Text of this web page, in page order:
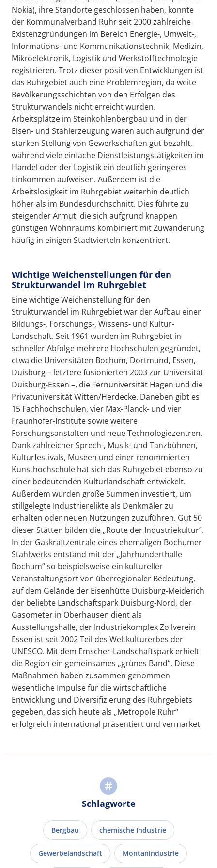
Nokia), ihre Standorte geschlossen haben, konnte
der Kommunalverband Ruhr seit 2000 zahlreiche
Existenzgründungen im Bereich Energie-, Umwelt-,
Informations- und Kommunikationstechnik, Medizin,
Mikroelektronik, Logistik und Werkstofftechnologie
registrieren. Trotz dieser positiven Entwicklungen ist
das Ruhrgebiet auch eine Problemregion, da weite
Bevölkerungsschichten von den Erfolgen des
Strukturwandels nicht erreicht wurden.
Arbeitsplätze im Steinkohlenbergbau und in der
Eisen- und Stahlerzeugung waren auch aufgrund der
starken Stellung von Gewerkschaften gut bezahlt,
während viele einfache Dienstleistungstätigkeiten im
Handel oder der Logistik ein deutlich geringeres
Einkommen aufweisen. Außerdem ist die
Arbeitslosigkeit im Ruhrgebiet weiterhin deutlich
höher als im Bundesdurchschnitt. Dies führte zu
steigender Armut, die sich aufgrund knappen
günstigen Wohnraums kombiniert mit Zuwanderung
häufig in einigen Stadtvierteln konzentriert.
Wichtige Weichenstellungen für den
Strukturwandel im Ruhrgebiet
Eine wichtige Weichenstellung für den
Strukturwandel im Ruhrgebiet war der Aufbau einer
Bildungs-, Forschungs-, Wissens- und Kultur-
Landschaft. Seit 1961 wurden im Ruhrgebiet in
schneller Abfolge mehrere Hochschulen gegründet,
etwa die Universitäten Bochum, Dortmund, Essen,
Duisburg – letztere fusionierten 2003 zur Universität
Duisburg-Essen –, die Fernuniversität Hagen und die
Privatuniversität Witten/Herdecke. Daneben gibt es
15 Fachhochschulen, vier Max-Planck- und vier
Fraunhofer-Institute sowie weitere
Forschungsanstalten und neue Technologiezentren.
Dank zahlreicher Sprech-, Musik- und Tanzbühnen,
Kulturfestivals, Museen und einer renommierten
Kunsthochschule hat sich das Ruhrgebiet ebenso zu
einer bedeutenden Kulturlandschaft entwickelt.
Außerdem wurden große Summen investiert, um
stillgelegte Industrierelikte als Denkmäler zu
erhalten oder neuen Nutzungen zuzuführen. Gut 50
dieser Stätten bilden die „Route der Industriekultur“.
In der Gaskraftzentrale eines ehemaligen Bochumer
Stahlwerks entstand mit der „Jahrhunderthalle
Bochum“ so beispielsweise ein kultureller
Veranstaltungsort von überregionaler Bedeutung,
auf dem Gelände der Eisenhütte Duisburg-Meiderich
der beliebte Landschaftspark Duisburg-Nord, der
Gasometer in Oberhausen dient als
Ausstellungshalle, der Industriekomplex Zollverein
Essen ist seit 2002 Teil des Weltkulturerbes der
UNESCO. Mit dem Emscher-Landschaftspark erhielt
die Region ein gemeinsames „grünes Band“. Diese
Maßnahmen haben zusammen genommen
wesentliche Impulse für die wirtschaftliche
Entwicklung und Diversifizierung des Ruhrgebiets
gegeben, das sich heute als „Metropole Ruhr“
erfolgreich international präsentiert und vermarket.
Schlagworte
Bergbau chemische Industrie
Gewerbelandschaft Montanindustrie